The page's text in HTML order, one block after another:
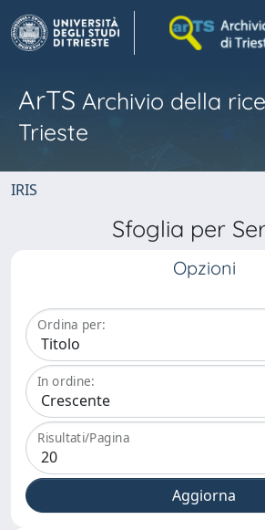
ArTS Archivio della
Trieste
IRIS
Sfoglia per
Opzioni
Ordina per:
In ordine:
Risultati/Pagina